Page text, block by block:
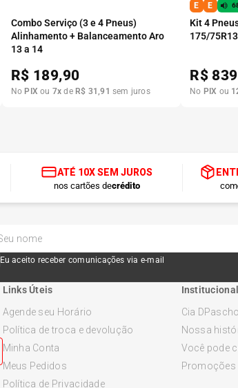
Combo Serviço (3 e 4 Pneus)
Alinhamento + Balanceamento Aro
13 a 14
R$ 189,90
No PIX ou 7x de R$ 31 ,91 sem juros
E E
Kit 4
175/
R$
No PIX ou
ATÉ 10X SEM JUROS
nos cartões decrédito com
Eu aceito receber comunicações via e-mail
Links Úteis
Agende seu Horário
Política de troca e devolução
Minha Conta
Meus Pedidos
Política de Privacidade
Institucional
Cia
Nossa
Você pode
Promoções